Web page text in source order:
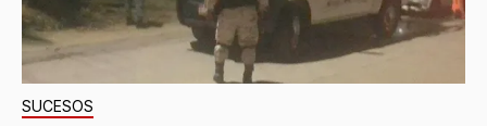
SUCESOS